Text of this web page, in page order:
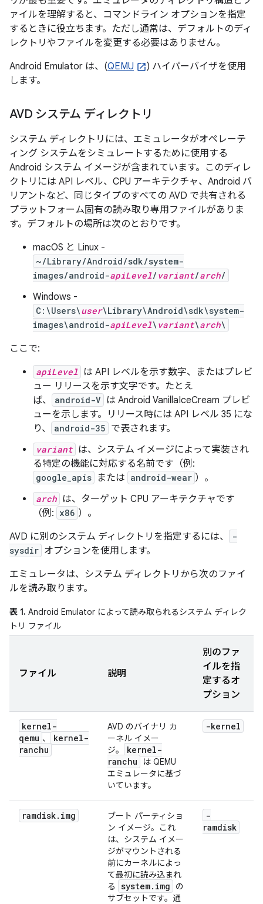
ァイルを理解すると、コマンドライン オプションを指定
するときに役立ちます。ただし通常は、デフォルトのディ
レクトリやファイルを変更する必要はありません。
Android Emulator は、(QEMU
) ハイパーバイザを使用
します。
AVD システム ディレクトリ
システム ディレクトリには、エミュレータがオペレーテ
ィング システムをシミュレートするために使用する
Android システム イメージが含まれています。このディレ
クトリには API レベル、CPU アーキテクチャ、Android バ
リアントなど、同じタイプのすべての AVD で共有される
プラットフォーム固有の読み取り専用ファイルがありま
す。デフォルトの場所は次のとおりです。
macOS と Linux -
~/Library/Android/sdk/system-
images/android-apiLevel/ variant/arch/
Windows -
C:\Users\user\Library\Android\sdk\system-
images\android-apiLevel\ variant\arch\
ここで:
apiLevel は API レベルを示す数字、またはプレビ
ュー リリースを示す文字です。たとえ
ば、
android-V は Android VanillaIceCream プレビ
ューを示します。リリース時には API レベル 35 にな
り、
android-35 で表されます。
variant は、システム イメージによって実装され
る特定の機能に対応する名前です（例:
google_apis または android-wear ）。
arch は、ターゲット CPU アーキテクチャです
（例: x86 ）。
AVD に別のシステム ディレクトリを指定するには、
-
sysdir オプションを使用します。
エミュレータは、システム ディレクトリから次のファイ
ルを読み取ります。
表 1. Android Emulator によって読み取られるシステム ディレク
トリ ファイル
ファイル 説明
別のファ
イルを指
定するオ
プション
kernel-
qemu 、
kernel-
ranchu
AVD のバイナリ カ
ーネル イメー
ジ。
kernel-
ranchu
は QEMU
エミュレータに基づ
いています。
-kernel
ramdisk. img
ブート パーティショ
ン イメージ。これ
は、システム イメー
ジがマウントされる
前にカーネルによっ
て最初に読み込まれ
る
system. img
の
サブセットです。通
-
ramdisk